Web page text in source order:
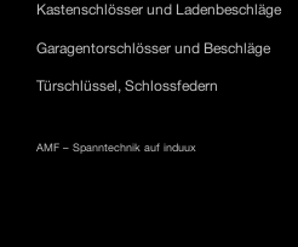
Kastenschlösser und Ladenbeschläge
Garagentorschlösser und Beschläge
Türschlüssel, Schlossfedern
AMF – Spanntechnik auf induux